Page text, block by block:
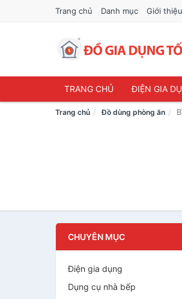
Trang chủ Danh mục Giới thiệu
TRANG CHỦ ĐIỆN GIA
Trang chủ Đồ dùng phòng ăn
CHUYÊN MỤC
Điện gia dụng
Dụng cụ nhà bếp